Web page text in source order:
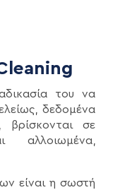
του να
δεδομένα
βρίσκονται σε
αλλοιωμένα,
είναι η σωστή